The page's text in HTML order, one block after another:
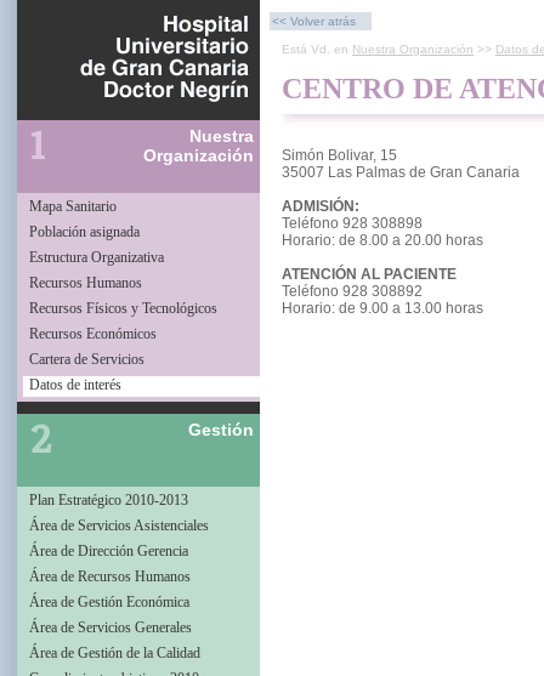
Nuestra
Organización
Mapa Sanitario
Población asignada
Estructura Organizativa
Recursos Humanos
Recursos Físicos y Tecnológicos
Recursos Económicos
Cartera de Servicios
Datos de interés
Gestión
Plan Estratégico 2010-2013
Área de Servicios Asistenciales
Área de Dirección Gerencia
Área de Recursos Humanos
Área de Gestión Económica
Área de Servicios Generales
Área de Gestión de la Calidad
<< Volver atrás
Está Vd. en Nuestra Organización >> Datos
CENTRO DE
Simón Bolivar, 15
35007 Las Palmas de Gran Canaria
ADMISIÓN:
Teléfono 928 308898
Horario: de 8.00 a 20.00 horas
ATENCIÓN AL PACIENTE
Teléfono 928 308892
Horario: de 9.00 a 13.00 horas